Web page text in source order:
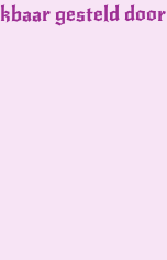
gesteld door